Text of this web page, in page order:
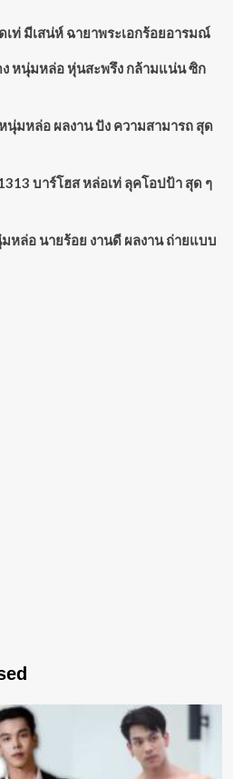
ท่ มีเสน่ห์ ฉายาพระเอกร้อยอารมณ์
หนุ่มหล่อ หุ่นสะพรึง กล้ามแน่น ซิก
นุ่มหล่อ ผลงาน ปัง ความสามารถ สุด
บาร์โฮส หล่อเท่ ลุคโอปป้า สุด ๆ
หล่อ นายร้อย งานดี ผลงาน ถ่ายแบบ